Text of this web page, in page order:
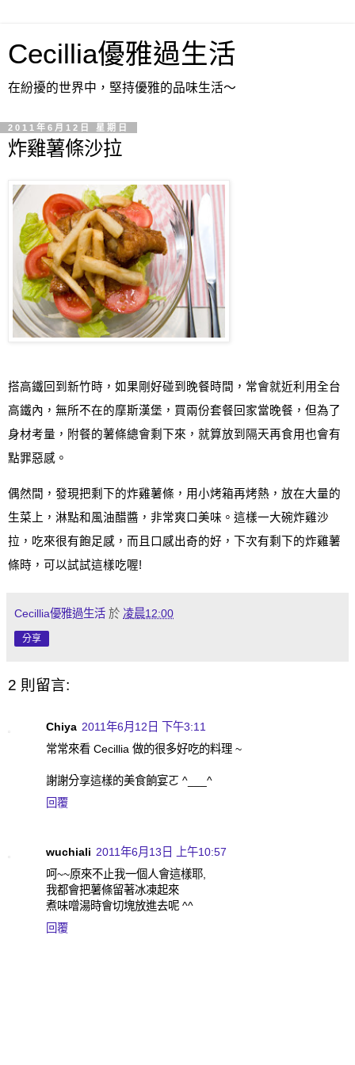
Cecillia優雅過生活
在紛擾的世界中，堅持優雅的品味生活～
2011年6月12日 星期日
炸雞薯條沙拉
搭高鐵回到新竹時，如果剛好碰到晚餐時間，常會就近利用全台
高鐵內 ， 無所不在的摩斯漢堡 ，買兩份套餐回家當晚餐，但為了
身材考量，附餐的薯條總會剩下來，就算放到隔天再食用也會有
點罪惡感。
偶然間，發現把剩下的炸雞薯條，用小烤箱再烤熱，放在大量的
生菜上，淋點和風油醋醬 ，非常爽口美味。這樣一大碗炸雞沙
拉，吃來很有飽足感，而且口感出奇的好，下次有剩下的炸雞薯
條時，可以試試這樣吃喔!
Cecillia優雅過生活 於 凌晨12:00
分享
2 則留言:
Chiya 2011年6月12日 下午3:11
常常來看 Cecillia 做的很多好吃的料理 ~
謝謝分享這樣的美食餉宴ㄛ ^___^
回覆
wuchiali 2011年6月13日 上午10:57
呵~~原來不止我一個人會這樣耶,
我都會把薯條留著冰凍起來
煮味噌湯時會切塊放進去呢 ^^
回覆